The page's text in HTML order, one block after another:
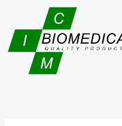
περιεχόμενο